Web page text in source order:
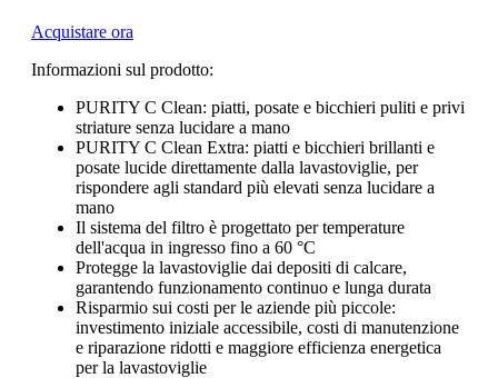
Acquistare ora
Informazioni sul prodotto:
PURITY C Clean: piatti, posate e bicchieri puliti e privi
striature senza lucidare a mano
PURITY C Clean Extra: piatti e bicchieri brillanti e
posate lucide direttamente dalla lavastoviglie, per
rispondere agli standard più elevati senza lucidare a
mano
Il sistema del filtro è progettato per temperature
dell'acqua in ingresso fino a 60 °C
Protegge la lavastoviglie dai depositi di calcare,
garantendo funzionamento continuo e lunga durata
Risparmio sui costi per le aziende più piccole:
investimento iniziale accessibile, costi di manutenzione
e riparazione ridotti e maggiore efficienza energetica
per la lavastoviglie